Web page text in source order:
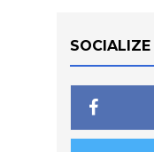
SOCIALIZE